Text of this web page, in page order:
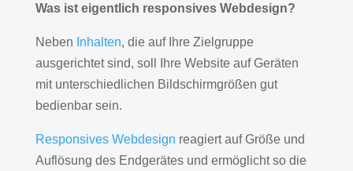
Was ist eigentlich responsives Webdesign?
Neben Inhalten, die auf Ihre Zielgruppe
ausgerichtet sind, soll Ihre Website auf Geräten
mit unterschiedlichen Bildschirmgrößen gut
bedienbar sein.
Responsives Webdesign reagiert auf Größe und
Auflösung des Endgerätes und ermöglicht so die